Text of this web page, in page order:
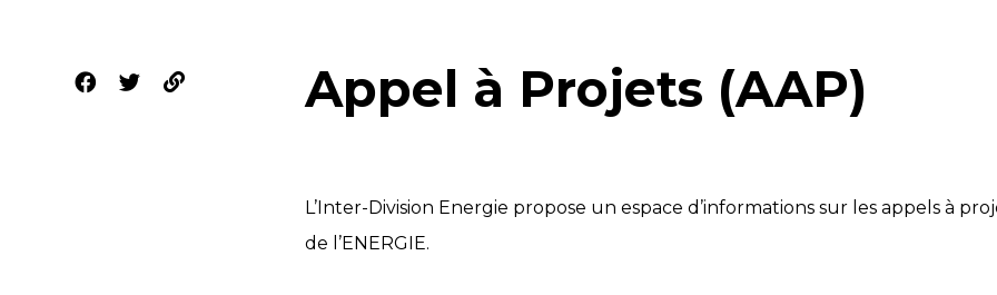
Appel à Projets (AAP)
L’Inter-Division Energie propose un espace d’informations sur les appels à
de l’ENERGIE.